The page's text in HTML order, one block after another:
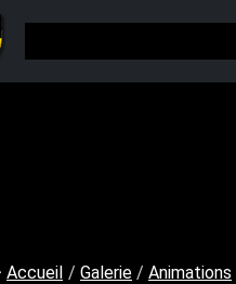
Accueil / Galerie / Animations